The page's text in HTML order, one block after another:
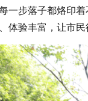
一步落子都烙印
体验丰富，让市